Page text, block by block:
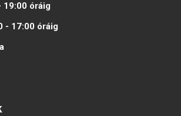
19:00 óráig
- 17:00 óráig